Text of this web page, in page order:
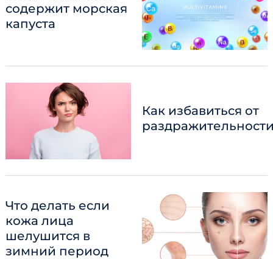
содержит морская
капуста
Как избавиться от
Что делать если
кожа лица
шелушится в
зимний период
for: